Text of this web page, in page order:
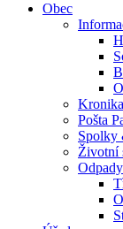
Obec
Pošta
Spolky
Životní
Odpady